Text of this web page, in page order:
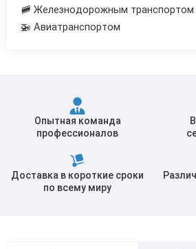
🚞 Железнодорожным транспортом
🚁 Авиатранспортом
Опытная команда
профессионалов
Доставка в короткие сроки
по всему миру